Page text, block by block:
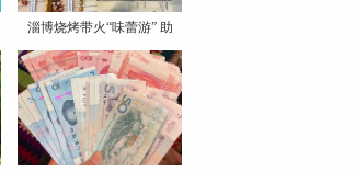
淄博烧烤带火“味蕾游” 助